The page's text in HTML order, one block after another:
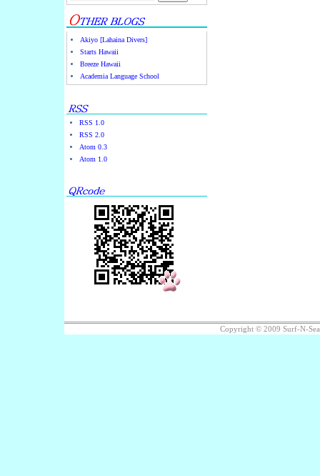
Akiyo [Lahaina Divers]
Starts Hawaii
Breeze Hawaii
Academia Language School
RSS 1.0
RSS 2.0
Atom 0.3
Atom 1.0
Copyright © 2009 Surf-N-